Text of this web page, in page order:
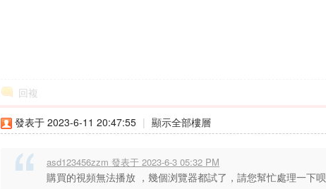
回複
發表于 2023-6-11 20:47:55 | 顯示全部樓層
asd123456zzm 發表于 2023-6-3 05:32 PM
購買的視頻無法播放 ，幾個浏覽器都試了，請您幫忙處理一下呗